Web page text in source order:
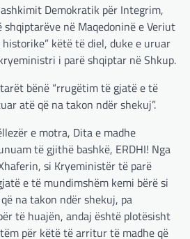
Demokratik për Integrim,
në Maqedoninë e Veriut
këtë të diel, duke e uruar
i parë shqiptar në Shkup.
bënë “rrugëtim të gjatë e të
atë që na takon ndër shekuj”.
e motra, Dita e madhe
të gjithë bashkë, ERDHI! Nga
si Kryeministër të parë
e të mundimshëm kemi bërë si
na takon ndër shekuj, pa
të huajën, andaj është plotësisht
për këtë të arritur të madhe që